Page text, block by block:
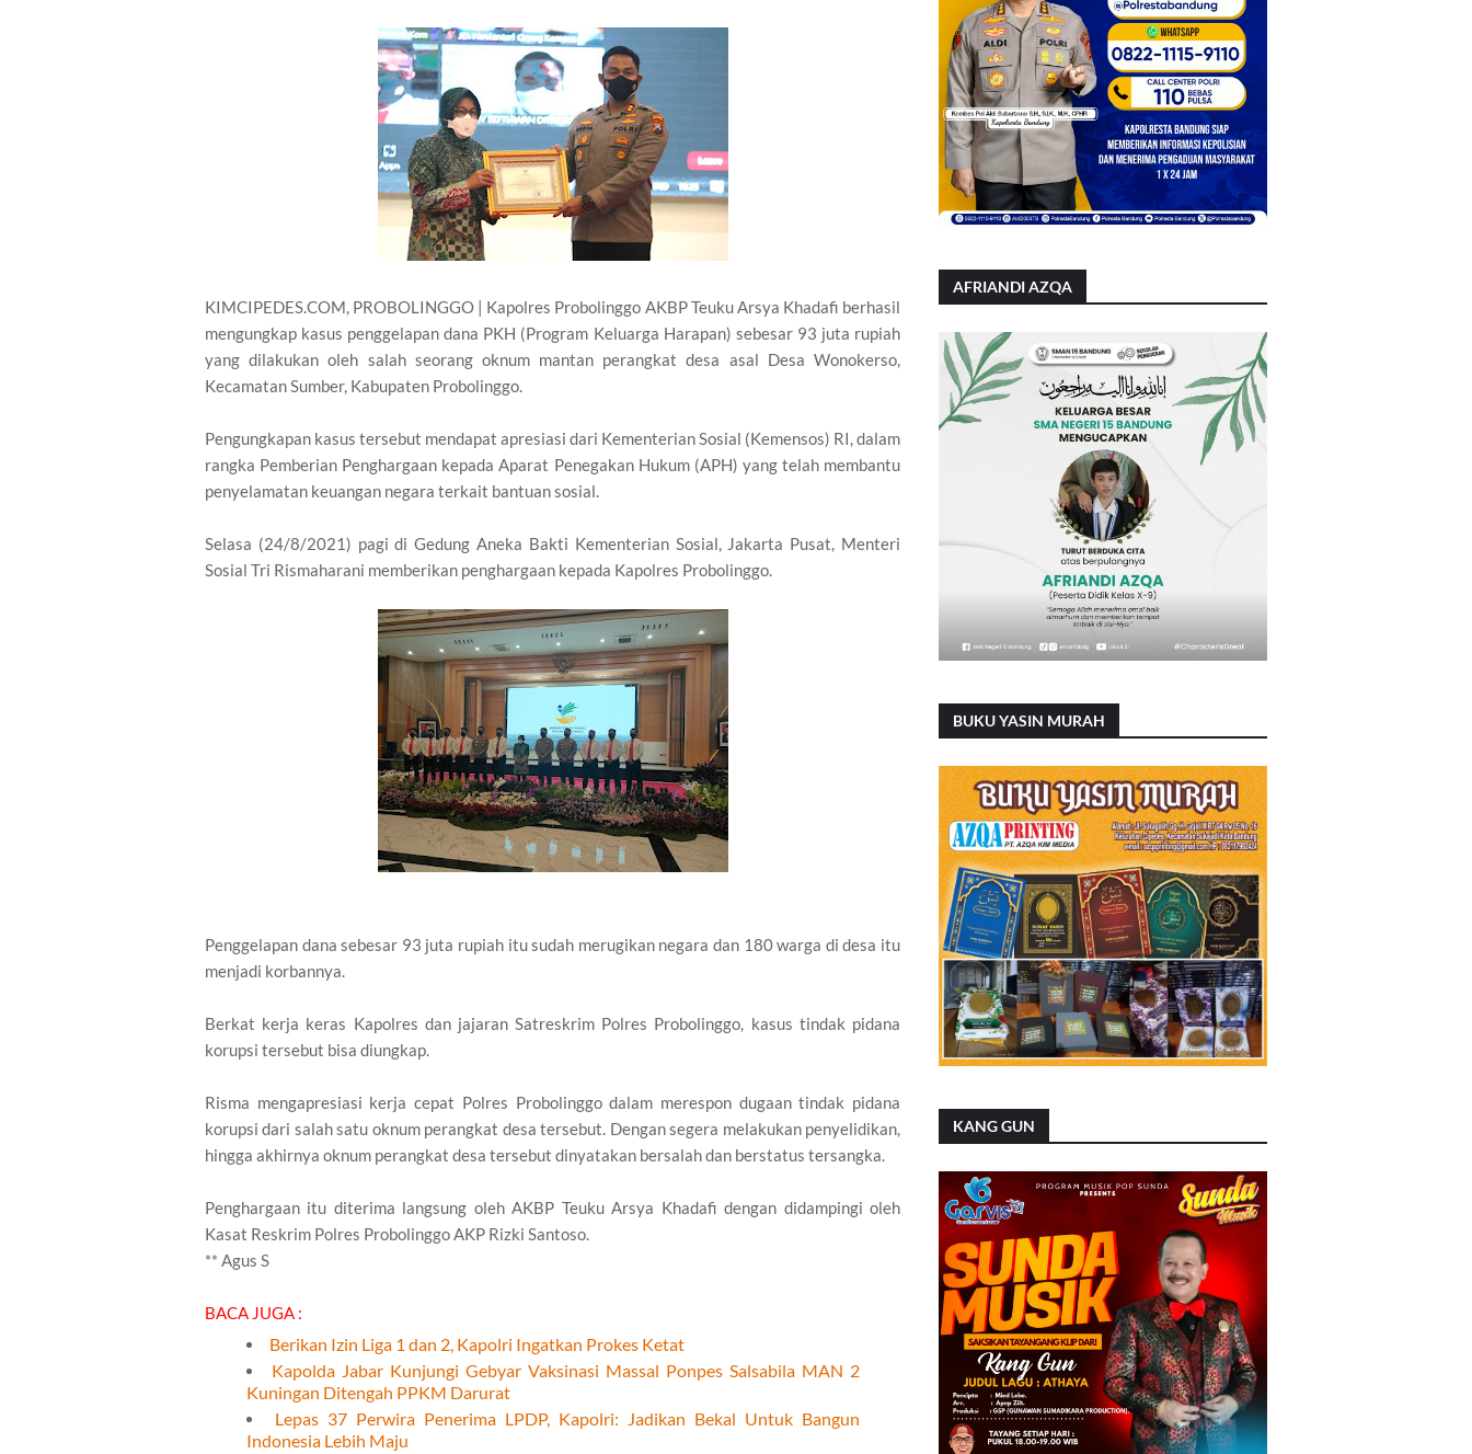
KIMCIPEDES.COM, PROBOLINGGO | Kapolres Probolinggo AKBP Teuku Arsya Khadafi berhasil
mengungkap kasus penggelapan dana PKH (Program Keluarga Harapan) sebesar 93 juta rupiah
yang dilakukan oleh salah seorang oknum mantan perangkat desa asal Desa Wonokerso,
Kecamatan Sumber, Kabupaten Probolinggo.
Pengungkapan kasus tersebut mendapat apresiasi dari Kementerian Sosial (Kemensos) RI, dalam
rangka Pemberian Penghargaan kepada Aparat Penegakan Hukum (APH) yang telah membantu
penyelamatan keuangan negara terkait bantuan sosial.
Selasa (24/8/2021) pagi di Gedung Aneka Bakti Kementerian Sosial, Jakarta Pusat, Menteri
Sosial Tri Rismaharani memberikan penghargaan kepada Kapolres Probolinggo.
Penggelapan dana sebesar 93 juta rupiah itu sudah merugikan negara dan 180 warga di desa itu
menjadi korbannya.
Berkat kerja keras Kapolres dan jajaran Satreskrim Polres Probolinggo, kasus tindak pidana
korupsi tersebut bisa diungkap.
Risma mengapresiasi kerja cepat Polres Probolinggo dalam merespon dugaan tindak pidana
korupsi dari salah satu oknum perangkat desa tersebut. Dengan segera melakukan penyelidikan,
hingga akhirnya oknum perangkat desa tersebut dinyatakan bersalah dan berstatus tersangka.
Penghargaan itu diterima langsung oleh AKBP Teuku Arsya Khadafi dengan didampingi oleh
Kasat Reskrim Polres Probolinggo AKP Rizki Santoso.
** Agus S
BACA JUGA :
Berikan Izin Liga 1 dan 2, Kapolri Ingatkan Prokes Ketat
Kapolda Jabar Kunjungi Gebyar Vaksinasi Massal Ponpes Salsabila MAN 2
Kuningan Ditengah PPKM Darurat
Lepas 37 Perwira Penerima LPDP, Kapolri: Jadikan Bekal Untuk Bangun
Indonesia Lebih Maju
AFRIANDI AZQA
BUKU YASIN MURAH
KANG GUN